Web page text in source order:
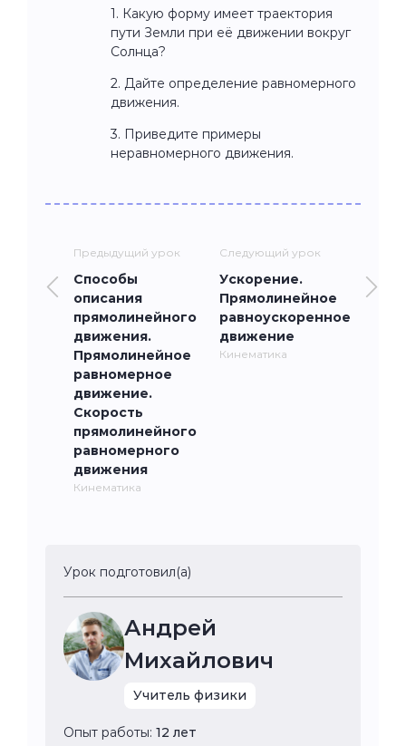
1. Какую форму имеет траектория
пути Земли при её движении вокруг
Солнца?
2. Дайте определение равномерного
движения.
3. Приведите примеры
неравномерного движения.
Предыдущий урок
Способы
описания
прямолинейного
движения.
Прямолинейное
равномерное
движение.
Скорость
прямолинейного
равномерного
движения
Кинематика
Следующий урок
Ускорение.
Прямолинейное
равноускоренное
движение
Кинематика
Урок подготовил(а)
Андрей
Михайлович
Учитель физики
Опыт работы: 12 лет